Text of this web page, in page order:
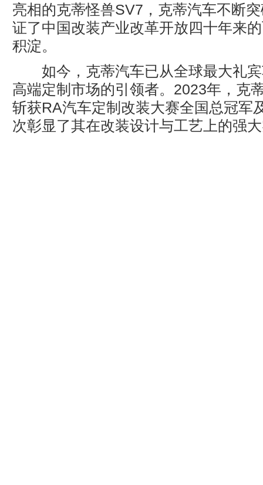
亮相的克蒂怪兽SV7，克蒂汽车不断
证了中国改装产业改革开放四十年来
积淀。
如今，克蒂汽车已从全球最大礼宾
高端定制市场的引领者。2023年，克
斩获RA汽车定制改装大赛全国总冠军
次彰显了其在改装设计与工艺上的强